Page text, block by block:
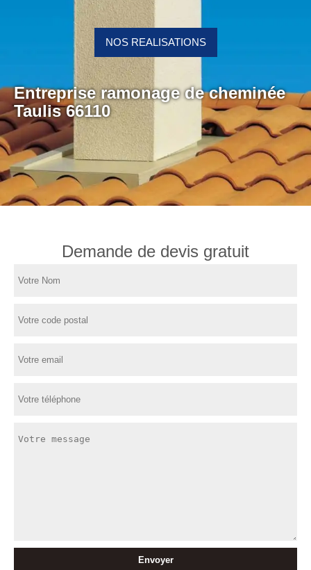
Entreprise ramonage de cheminée
Taulis 66110
NOS REALISATIONS
Demande de devis gratuit